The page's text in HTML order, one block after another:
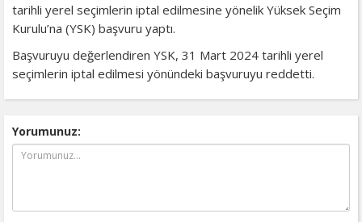
tarihli yerel seçimlerin iptal edilmesine yönelik Yüksek Seçim
Kurulu’na (YSK) başvuru yaptı.
Başvuruyu değerlendiren YSK, 31 Mart 2024 tarihli yerel
seçimlerin iptal edilmesi yönündeki başvuruyu reddetti.
Yorumunuz: